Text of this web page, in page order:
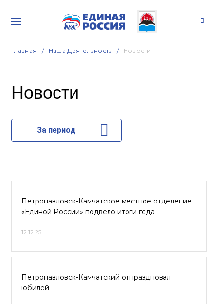
Главная Наша Деятельность Новости
Новости
За период
Петропавловск-Камчатское местное отделение
«Единой России» подвело итоги года
12.12.25
Петропавловск-Камчатский отпраздновал
юбилей